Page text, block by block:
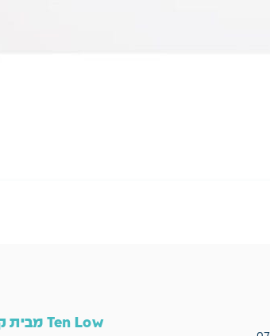
Ten Low מבית קניון ליין בע"מ